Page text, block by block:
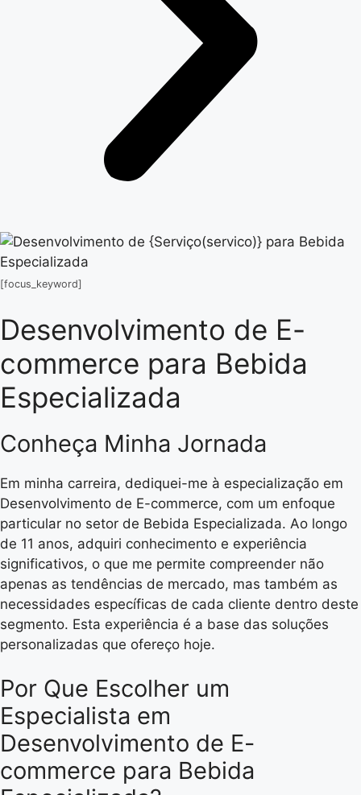
[focus_keyword]
Desenvolvimento de E-
commerce para Bebida
Especializada
Conheça Minha Jornada
Em minha carreira, dediquei-me à especialização em
Desenvolvimento de E-commerce, com um enfoque
particular no setor de Bebida Especializada. Ao longo
de 11 anos, adquiri conhecimento e experiência
significativos, o que me permite compreender não
apenas as tendências de mercado, mas também as
necessidades específicas de cada cliente dentro deste
segmento. Esta experiência é a base das soluções
personalizadas que ofereço hoje.
Por Que Escolher um
Especialista em
Desenvolvimento de E-
commerce para Bebida